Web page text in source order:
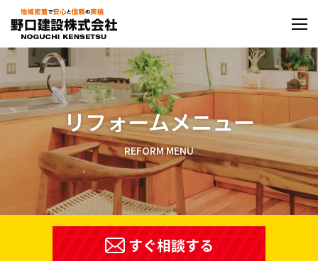
ン
ツ
に
ス
キ
リフォームメニュー
REFORM MENU
すぐ相談する